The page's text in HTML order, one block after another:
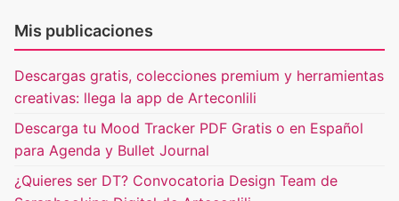
Mis publicaciones
Descargas gratis, colecciones premium y herramientas
creativas: llega la app de Arteconlili
Descarga tu Mood Tracker PDF Gratis o en Español
para Agenda y Bullet Journal
¿Quieres ser DT? Convocatoria Design Team de